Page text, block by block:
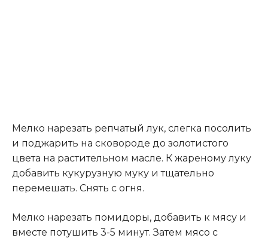
Мелко нарезать репчатый лук, слегка посолить
и поджарить на сковороде до золотистого
цвета на растительном масле. К жареному луку
добавить кукурузную муку и тщательно
перемешать. Снять с огня.
Мелко нарезать помидоры, добавить к мясу и
вместе потушить 3-5 минут. Затем мясо с